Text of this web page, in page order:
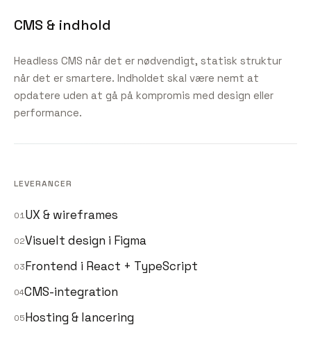
CMS & indhold
Headless CMS når det er nødvendigt, statisk struktur
når det er smartere. Indholdet skal være nemt at
opdatere uden at gå på kompromis med design eller
performance.
LEVERANCER
01UX & wireframes
02Visuelt design i Figma
03Frontend i React + TypeScript
04CMS-integration
05Hosting & lancering